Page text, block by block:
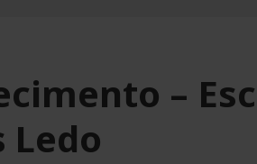
–
Ledo